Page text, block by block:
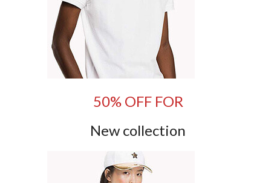
50% OFF FOR
New collection